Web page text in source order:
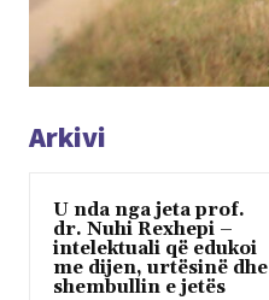
Arkivi
U nda nga jeta prof.
dr. Nuhi Rexhepi –
intelektuali që edukoi
me dijen, urtësinë dhe
shembullin e jetës